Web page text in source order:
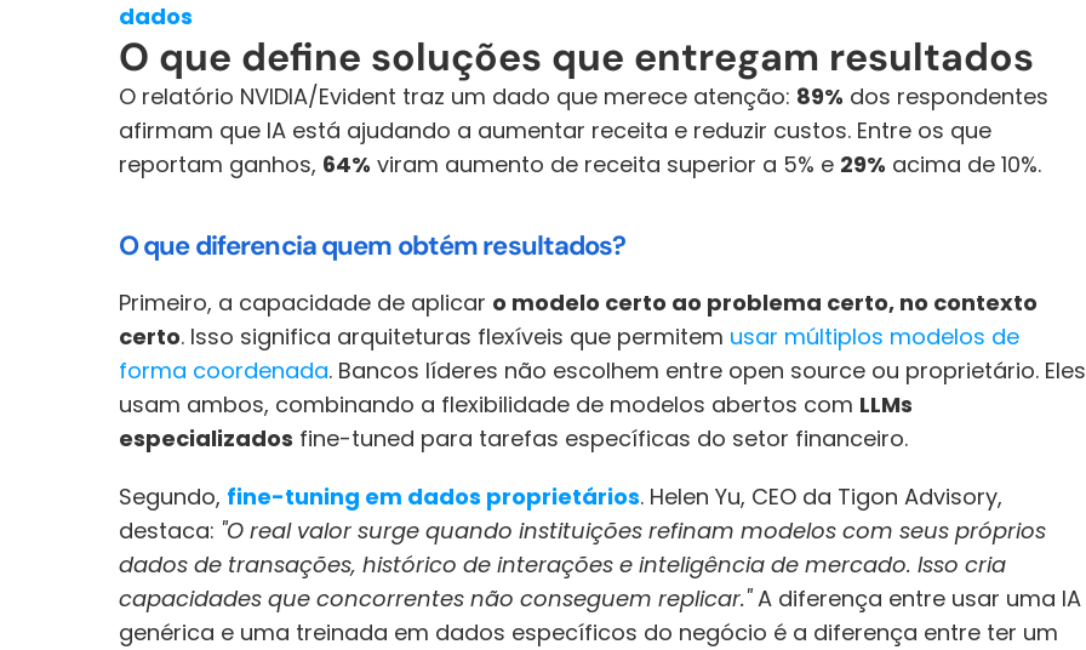
dados
O que define soluções que entregam resultados
O relatório NVIDIA/Evident traz um dado que merece atenção: 89% dos respondentes
afirmam que IA está ajudando a aumentar receita e reduzir custos. Entre os que
reportam ganhos, 64% viram aumento de receita superior a 5% e 29% acima de 10%.
O que diferencia quem obtém resultados?
Primeiro, a capacidade de aplicar o modelo certo ao problema certo, no contexto
certo. Isso significa arquiteturas flexíveis que permitem usar múltiplos modelos de
forma coordenada. Bancos líderes não escolhem entre open source ou proprietário. Eles
usam ambos, combinando a flexibilidade de modelos abertos com LLMs
especializados fine-tuned para tarefas específicas do setor financeiro.
Segundo, fine-tuning em dados proprietários. Helen Yu, CEO da Tigon Advisory,
destaca: "O real valor surge quando instituições refinam modelos com seus próprios
dados de transações, histórico de interações e inteligência de mercado. Isso cria
capacidades que concorrentes não conseguem replicar." A diferença entre usar uma IA
genérica e uma treinada em dados específicos do negócio é a diferença entre ter um